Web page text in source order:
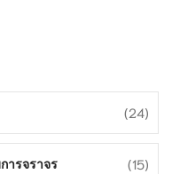
(24)
ารจราจร (15)